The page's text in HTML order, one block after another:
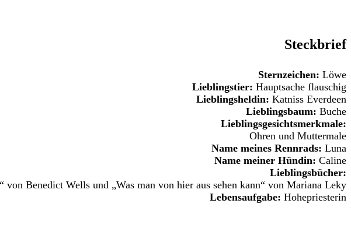
Steckbrief
Sternzeichen: Löwe
Lieblingstier: Hauptsache flauschig
Lieblingsheldin: Katniss Everdeen
Lieblingsbaum: Buche
Lieblingsgesichtsmerkmale:
Ohren und Muttermale
Name meines Rennrads: Luna
Name meiner Hündin: Caline
Lieblingsbücher:
von Benedict Wells und „Was man von hier aus sehen kann“ von Mariana Leky
Lebensaufgabe: Hohepriesterin